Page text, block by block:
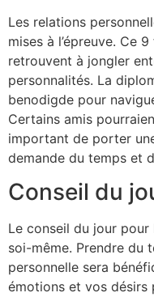
Les relations
mises à l’épreuve. Ce
retrouvent à jongler
personnalités. La
benodigde pour
Certains amis
important de porter
demande du temps et
Conseil du
Le conseil du jour pour
soi-même. Prendre du
personnelle sera
émotions et vos